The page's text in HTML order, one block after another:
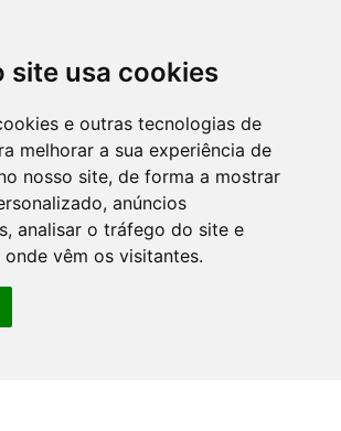
site usa cookies
e outras tecnologias de
melhorar a sua experiência de
nosso site, de forma a mostrar
anúncios
analisar o tráfego do site e
vêm os visitantes.